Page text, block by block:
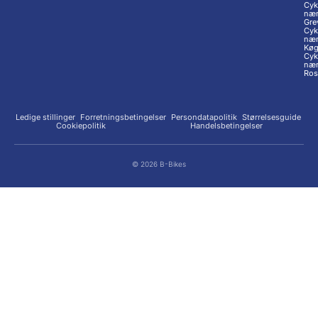
nær
nær
nær
Ledige stillinger Forretningsbetingelser Persondatapolitik Størrelsesguide
Cookiepolitik
Handelsbetingelser
© 2026 B-Bikes